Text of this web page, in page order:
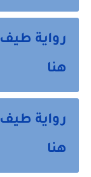
هنا
هنا